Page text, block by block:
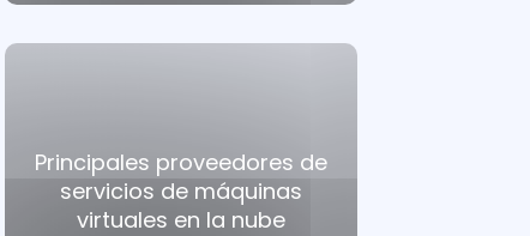
Principales proveedores de
servicios de máquinas
virtuales en la nube